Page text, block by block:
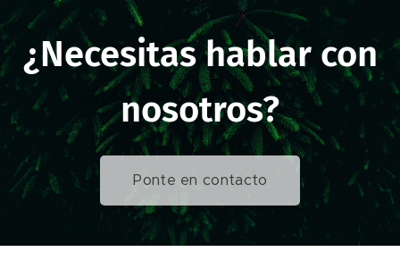
¿Necesitas hablar con
nosotros?
Ponte en contacto